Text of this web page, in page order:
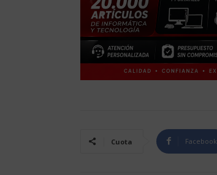
Cuota Facebook